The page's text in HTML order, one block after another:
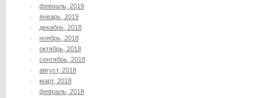
февраль, 2019
январь, 2019
декабрь, 2018
ноябрь, 2018
октябрь, 2018
сентябрь, 2018
август, 2018
март, 2018
февраль, 2018